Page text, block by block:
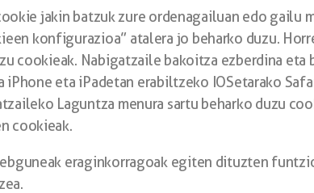
jakin batzuk zure ordenagailuan edo gailu
konfigurazioa” atalera jo beharko duzu.
cookieak. Nabigatzaile bakoitza ezberdina eta
eta iPadetan erabiltzeko IOSetarako
Laguntza menura sartu beharko duzu
cookieak.
eraginkorragoak egiten dituzten